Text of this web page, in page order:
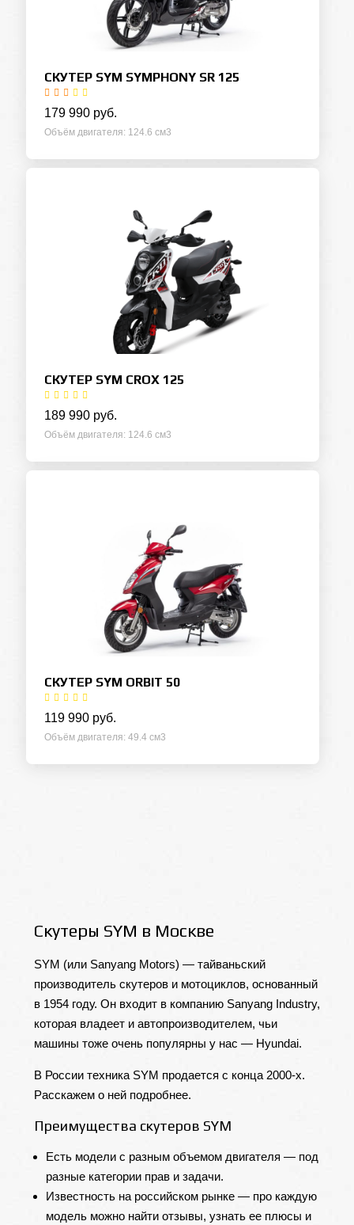
СКУТЕР SYM SYMPHONY SR 125
179 990 руб.
Объём двигателя 124.6 см3
СКУТЕР SYM CROX 125
189 990 руб.
Объём двигателя 124.6 см3
СКУТЕР SYM ORBIT 50
119 990 руб.
Объём двигателя 49.4 см3
Скутеры SYM в Москве
SYM (или Sanyang Motors) — тайваньский
производитель скутеров и мотоциклов, основанный
в 1954 году. Он входит в компанию Sanyang Industry,
которая владеет и автопроизводителем, чьи
машины тоже очень популярны у нас — Hyundai.
В России техника SYM продается с конца 2000-х.
Расскажем о ней подробнее.
Преимущества скутеров SYM
Есть модели с разным объемом двигателя — под
разные категории прав и задачи.
Известность на российском рынке — про каждую
модель можно найти отзывы, узнать ее плюсы и